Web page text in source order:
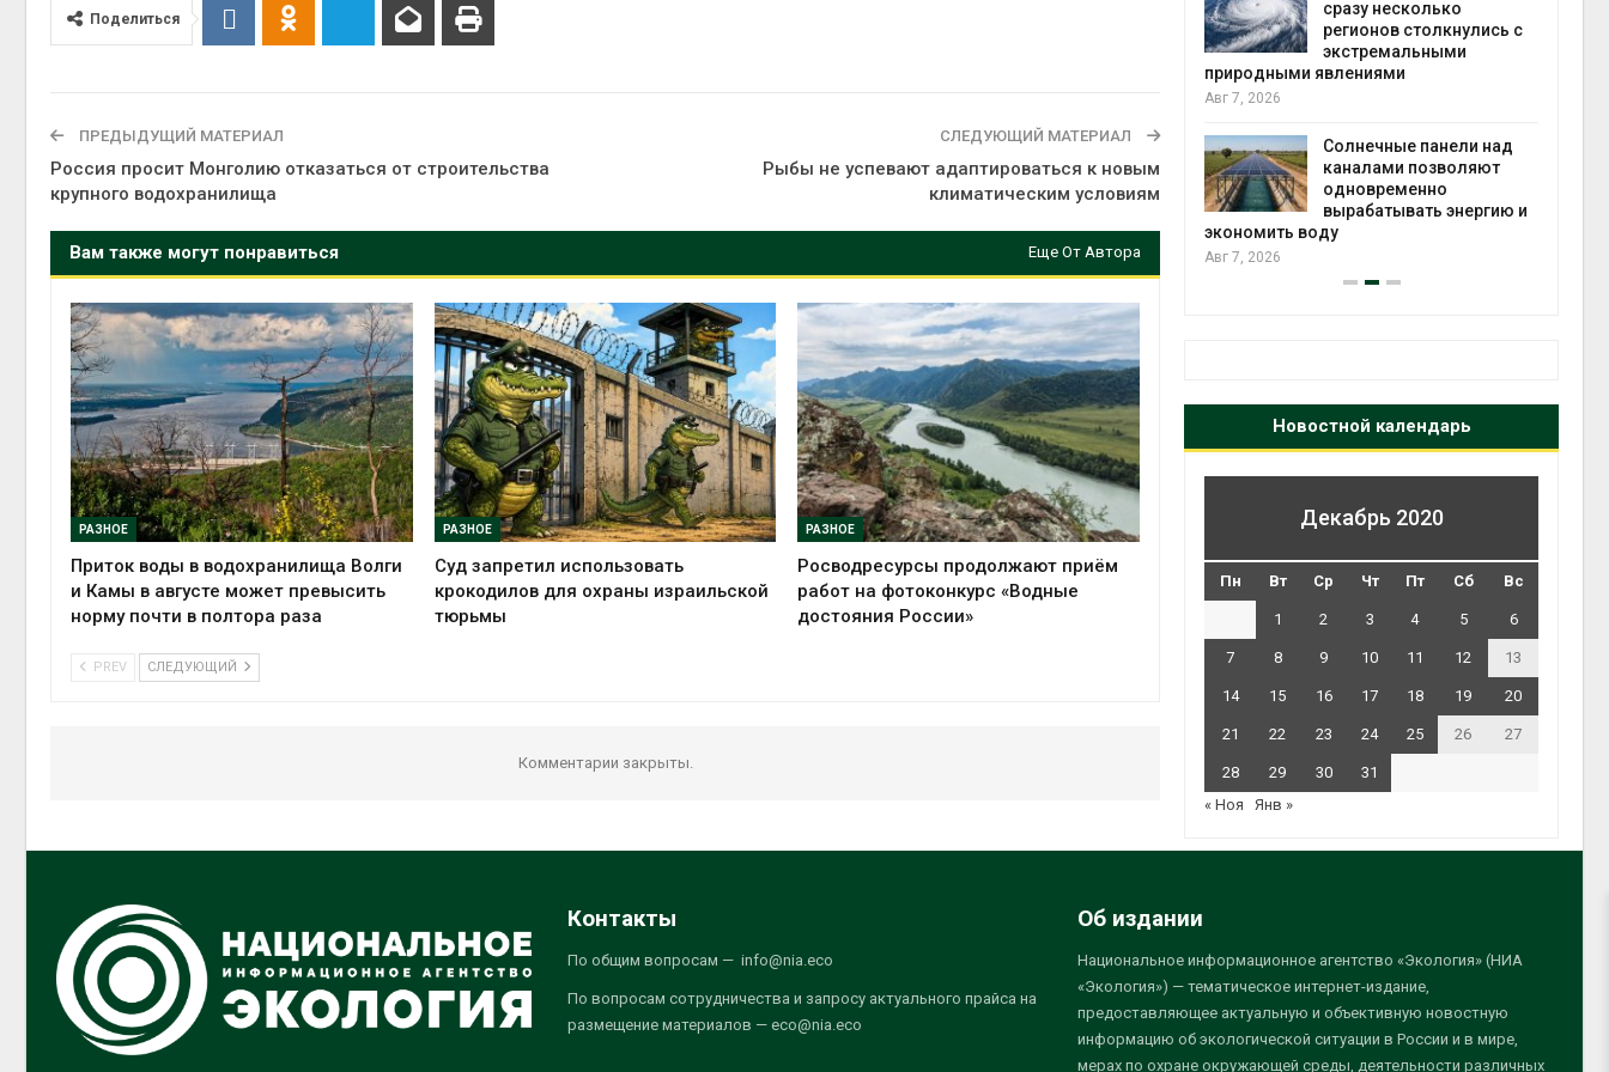
Поделиться
ПРЕДЫДУЩИЙ МАТЕРИАЛ
Россия просит Монголию отказаться от строительства
крупного водохранилища
СЛЕДУЮЩИЙ МАТЕРИАЛ
Рыбы не успевают адаптироваться к новым
климатическим условиям
Вам также могут понравиться Еще От Автора
РАЗНОЕ
Приток воды в водохранилища Волги
и Камы в августе может превысить
норму почти в полтора раза
РАЗНОЕ
Суд запретил использовать
крокодилов для охраны израильской
тюрьмы
РАЗНОЕ
Росводресурсы продолжают приём
работ на фотоконкурс «Водные
достояния России»
PREV СЛЕДУЮЩИЙ
Комментарии закрыты.
Авг 6, 2026
Авг 6, 2026
Нижнего Новгорода
Авг 7, 2026
сразу несколько
регионов столкнулись с
экстремальными
природными явлениями
Авг 7, 2026
Солнечные панели над
каналами позволяют
одновременно
вырабатывать энергию и
экономить воду
Авг 7, 2026
Новостной календарь
Декабрь 2020
Пн Вт Ср Чт Пт Сб Вс
1 2 3 4 5 6
7 8 9 10 11 12 13
14 15 16 17 18 19 20
21 22 23 24 25 26 27
28 29 30
31
« Ноя
Янв »
Контакты
По общим вопросам — info@nia.eco
По вопросам сотрудничества и запросу актуального прайса на
размещение материалов — eco@nia.eco
Об издании
Национальное информационное агентство «Экология» (НИА
«Экология») — тематическое интернет-издание,
предоставляющее актуальную и объективную новостную
информацию об экологической ситуации в России и в мире,
мерах по охране окружающей среды, деятельности различных